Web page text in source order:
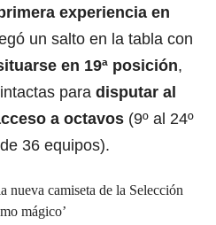
experiencia en
un salto en la tabla con
en 19ª posición,
para disputar al
a octavos (9º al 24º
36 equipos).
nueva camiseta de la Selección
mágico’